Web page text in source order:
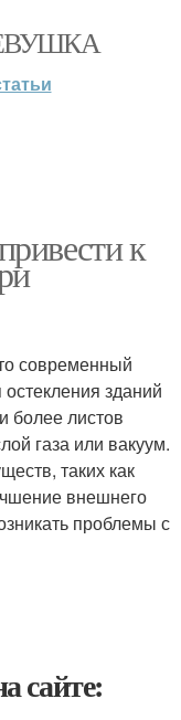
к
современный
зданий
более листов
газа или вакуум.
таких как
внешнего
проблемы с
сайте: